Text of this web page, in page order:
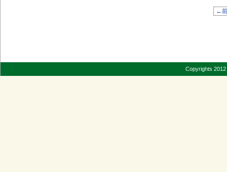
←
Copyrights